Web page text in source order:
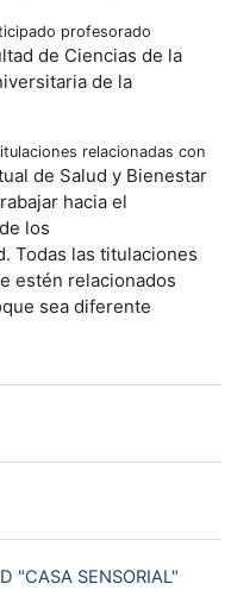
profesorado
de Ciencias de la
de la
relacionadas con
de Salud y Bienestar
hacia el
los
Todas las titulaciones
estén relacionados
sea diferente
"CASA SENSORIAL"